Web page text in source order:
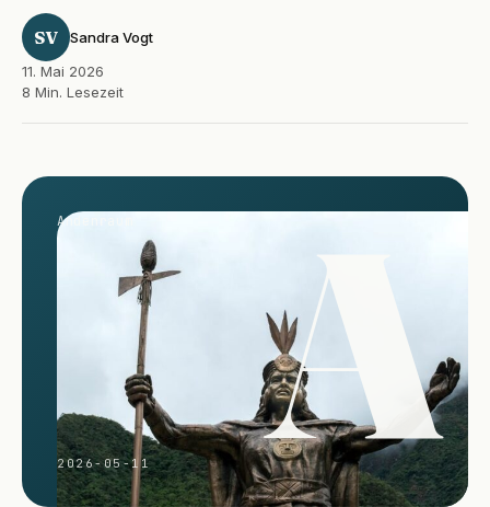
SV
Sandra Vogt
11. Mai 2026
8 Min. Lesezeit
Andenraum A
2026-05-11